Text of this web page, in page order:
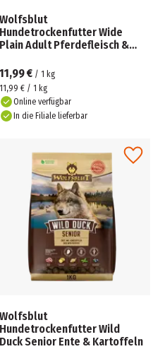
Wolfsblut
Hundetrockenfutter Wide
Plain Adult Pferdefleisch &
11,99 € / 1 kg
11,99 € / 1 kg
Online verfügbar
In die Filiale lieferbar
Wolfsblut
Hundetrockenfutter Wild
Duck Senior Ente & Kartoffeln